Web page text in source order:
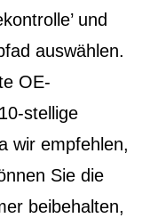
und
auswählen.
OE-
stellige
wir empfehlen,
Sie die
beibehalten,